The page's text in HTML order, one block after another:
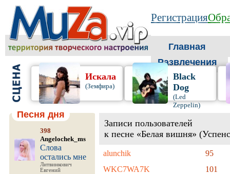
Регистрация
Главная
Развлечения
Искала
(Земфира)
Black
Dog
(Led
Zeppelin)
Песня дня
398
Angelochek_ms
Слова
остались мне
Литвинкович
Евгений
Записи пользователей
к песне «Белая вишня»
alunchik
95
WKC7WA7K
101